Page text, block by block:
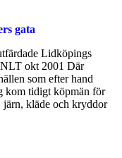
gata
Lidköpings
okt 2001 Där
som efter hand
kom tidigt köpmän för
järn, kläde och kryddor